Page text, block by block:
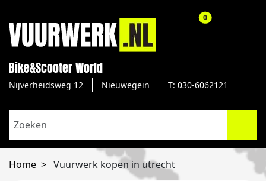
Bike&Scooter World
Nijverheidsweg 12 Nieuwegein T: 030-6062121
0aantal
Home Vuurwerk kopen in utrecht